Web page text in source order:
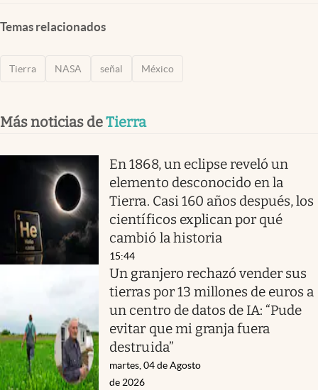
Temas relacionados
Tierra NASA señal México
Más noticias deTierra
En 1868, un eclipse reveló un
elemento desconocido en la
Tierra. Casi 160 años después, los
científicos explican por qué
cambió la historia
15:44
Un granjero rechazó vender sus
tierras por 13 millones de euros a
un centro de datos de IA: “Pude
evitar que mi granja fuera
destruida”
martes, 04 de Agosto
de 2026